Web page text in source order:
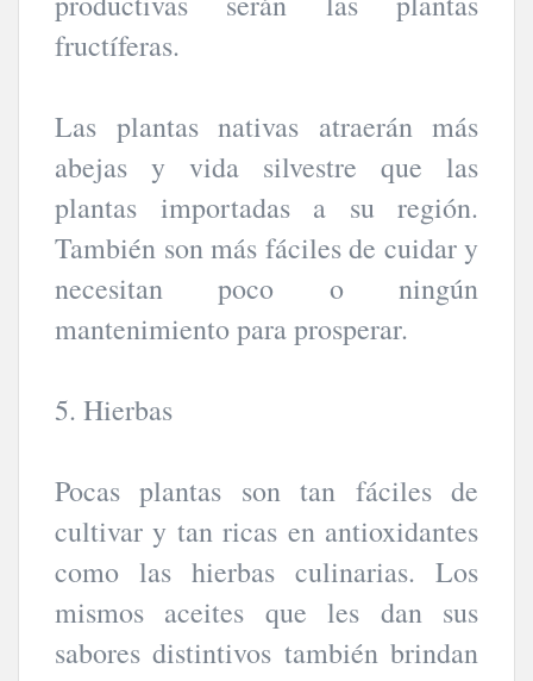
fructíferas.
Las plantas nativas atraerán más
abejas y vida silvestre que las
plantas importadas a su región.
También son más fáciles de cuidar y
necesitan poco o ningún
mantenimiento para prosperar.
5. Hierbas
Pocas plantas son tan fáciles de
cultivar y tan ricas en antioxidantes
como las hierbas culinarias. Los
mismos aceites que les dan sus
sabores distintivos también brindan